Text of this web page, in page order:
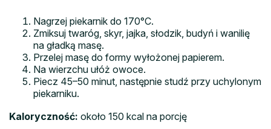
Nagrzej piekarnik do 170°C.
Zmiksuj twaróg, skyr, jajka, słodzik, budyń i wanilię
na gładką masę.
Przelej masę do formy wyłożonej papierem.
Na wierzchu ułóż owoce.
Piecz 45–50 minut, następnie studź przy uchylonym
piekarniku.
Kaloryczność: około 150 kcal na porcję